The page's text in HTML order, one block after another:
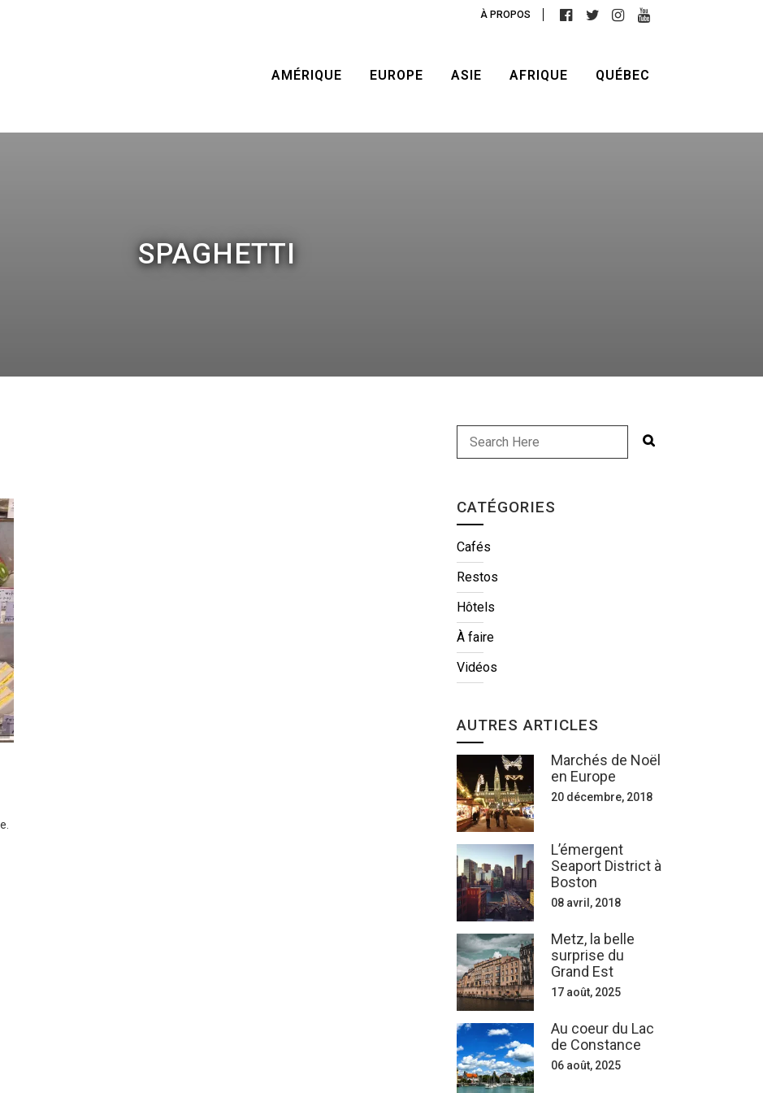
À PROPOS
AMÉRIQUE EUROPE ASIE AFRIQUE QUÉBEC
SPAGHETTI
CATÉGORIES
Cafés
Restos
Hôtels
À faire
Vidéos
AUTRES ARTICLES
Marchés de Noël
en Europe
20 décembre, 2018
L’émergent
Seaport District à
Boston
08 avril, 2018
Metz, la belle
surprise du
Grand Est
17 août, 2025
Au coeur du Lac
de Constance
06 août, 2025